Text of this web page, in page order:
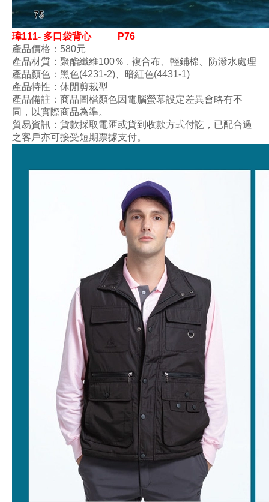
瑋111- 多口袋背心P76
產品價格：580元
產品材質： 聚酯纖維100％ . 複合布 、輕鋪棉、
防潑水處理
產品顏色 ： 黑色(4231-2) 暗紅色(4431-1)
產品特性： 休閒剪裁型
產品備註：商品圖檔顏色因電腦螢幕設定差異會略有不
同，以實際商品為準。
貿易資訊：貨款採取電匯或貨到收款方式付訖，已配合過
之客戶亦可接受短期票據支付。